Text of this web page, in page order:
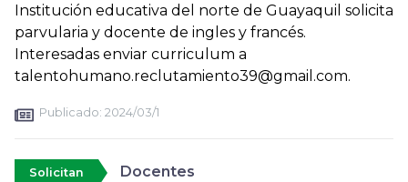
Institución educativa del norte de Guayaquil solicita
parvularia y docente de ingles y francés.
Interesadas enviar curriculum a
talentohumano.reclutamiento39@gmail.com.
Publicado: 2024/03/1
Solicitan Docentes